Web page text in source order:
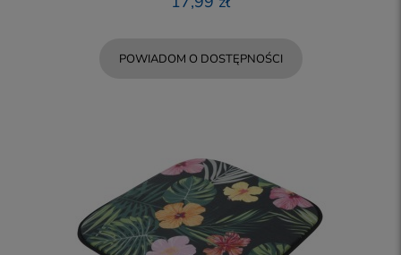
POWIADOM O DOSTĘPNOŚCI